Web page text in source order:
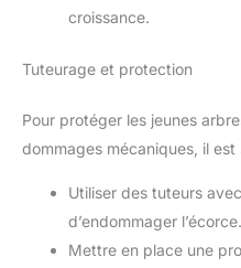
croissance.
Tuteurage et protection
Pour protéger les jeunes
dommages mécaniques, il
Utiliser des tuteurs
d’endommager l’écorce.
Mettre en place une